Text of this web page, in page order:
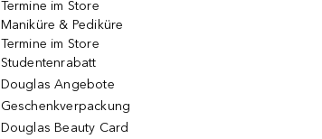
Termine im Store
Maniküre & Pediküre
Termine im Store
Studentenrabatt
Douglas Angebote
Geschenkverpackung
Douglas Beauty Card